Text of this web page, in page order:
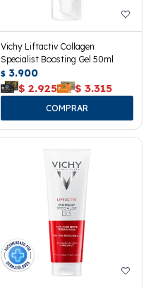
Vichy Liftactiv Collagen
Specialist Boosting Gel 50ml
$ 3.900
$ 2.925 $ 3.315